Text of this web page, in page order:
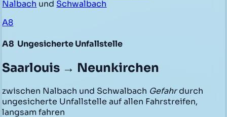
Nalbach und Schwalbach
A8
A8 Ungesicherte Unfallstelle
Saarlouis → Neunkirchen
zwischen Nalbach und Schwalbach Gefahrdurch
ungesicherte Unfallstelle auf allen Fahrstreifen,
langsam fahren